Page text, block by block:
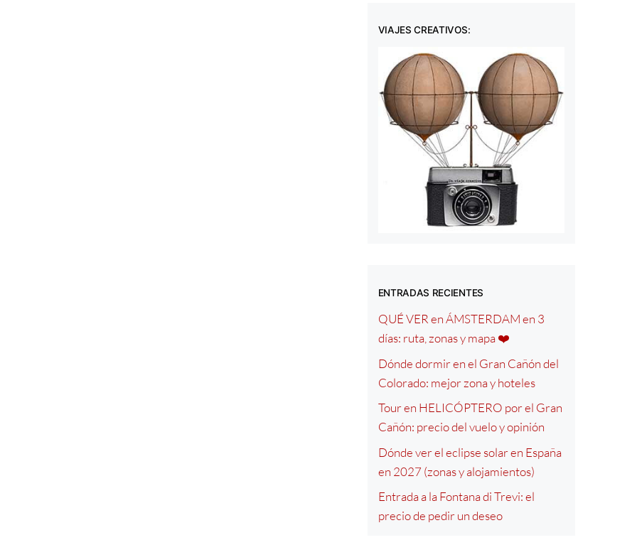
VIAJES CREATIVOS:
ENTRADAS RECIENTES
QUÉ VER en ÁMSTERDAM en 3
días: ruta, zonas y mapa ❤️
Dónde dormir en el Gran Cañón del
Colorado: mejor zona y hoteles
Tour en HELICÓPTERO por el Gran
Cañón: precio del vuelo y opinión
Dónde ver el eclipse solar en España
en 2027 (zonas y alojamientos)
Entrada a la Fontana di Trevi: el
precio de pedir un deseo